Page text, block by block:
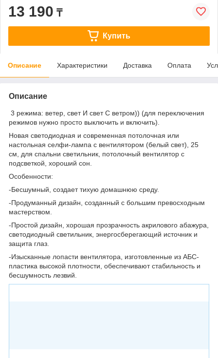
13 190 ₸
Купить
Описание Характеристики Доставка Оплата
Описание
3 режима: ветер, свет И свет С ветром)) (для переключения
режимов нужно просто выключить и включить).
Новая светодиодная и современная потолочная или
настольная селфи-лампа с вентилятором (белый свет), 25
см, для спальни светильник, потолочный вентилятор с
подсветкой, хороший сон.
Особенности:
-Бесшумный, создает тихую домашнюю среду.
-Продуманный дизайн, созданный с большим превосходным
мастерством.
-Простой дизайн, хорошая прозрачность акрилового абажура,
светодиодный светильник, энергосберегающий источник и
защита глаз.
-Изысканные лопасти вентилятора, изготовленные из АБС-
пластика высокой плотности, обеспечивают стабильность и
бесшумность лезвий.